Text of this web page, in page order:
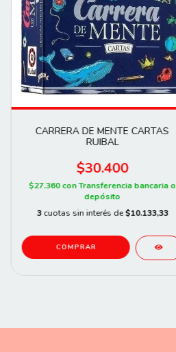
CARRERA DE MENTE CARTAS
RUIBAL
$30.400
$27.360conTransferencia bancaria o
depósito
3 cuotas sin interés de$10.133,33